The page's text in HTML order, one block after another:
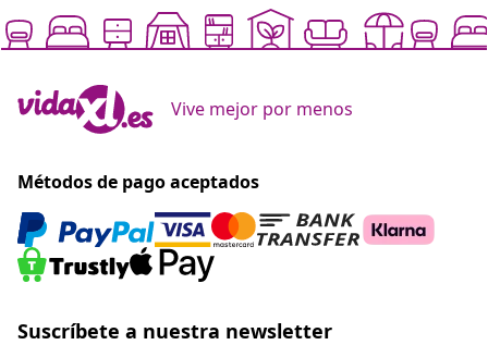
Vive mejor por menos
Métodos de pago aceptados
Suscríbete a nuestra newsletter